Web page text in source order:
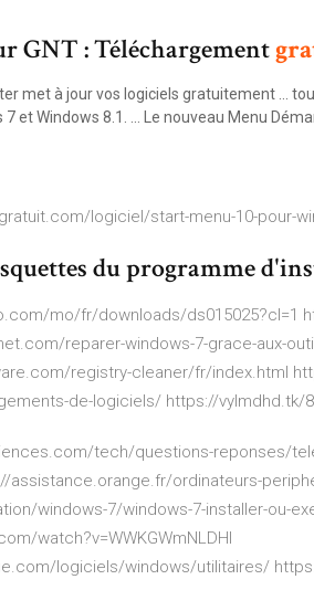
GNT : Téléchargement
met à jour vos logiciels gratuitement ...
et Windows 8.1. ... Le nouveau Menu
logiciel/start-menu-10-pour-
du programme
mo/fr/downloads/ds015025?cl=1
reparer-windows-7-grace-aux-
registry-cleaner/fr/index.html
de-logiciels/ https://vylmdhd.tk/
tech/questions-reponses/
assistance.orange.fr/ordinateurs-
windows-7/windows-7-installer-ou-
watch?v=WWKGWmNLDHI
logiciels/windows/utilitaires/